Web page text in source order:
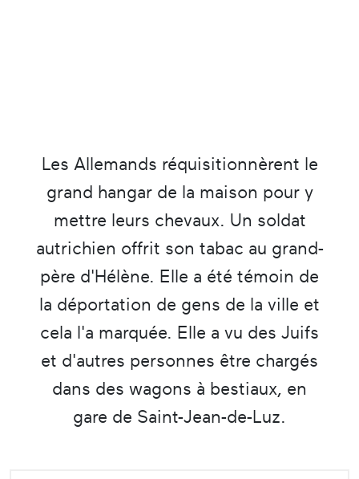
Les Allemands réquisitionnèrent le
grand hangar de la maison pour y
mettre leurs chevaux. Un soldat
autrichien offrit son tabac au grand-
père d'Hélène. Elle a été témoin de
la déportation de gens de la ville et
cela l'a marquée. Elle a vu des Juifs
et d'autres personnes être chargés
dans des wagons à bestiaux, en
gare de Saint-Jean-de-Luz.